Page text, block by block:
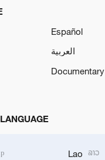
Español
العربية
Documentary
Lao ລາວ